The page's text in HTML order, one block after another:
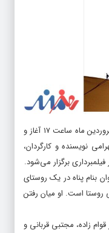
نمایش «پناه» امروز دوشنبه ۱۹ فروردین ماه ساعت ۱۷ آغاز و
نویسنده و کارگردان،
برگزار می‌شود.
بنام پناه در یک روستای
است. او میان رفتن
زاده، مجتبی قربانی و